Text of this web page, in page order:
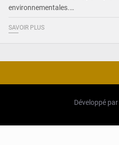
environnementales.…
SAVOIR PLUS
Développé par